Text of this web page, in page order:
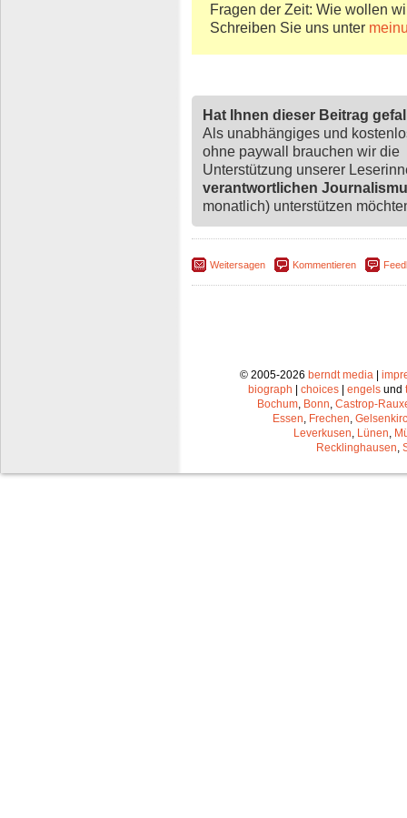
Fragen der Zeit: Wie wollen
Schreiben Sie uns unter
Hat Ihnen dieser Beitrag
Als unabhängiges und
ohne paywall brauchen wir die
Unterstützung unserer
verantwortlichen
monatlich) unterstützen
Weitersagen Kommentieren
© 2005-2026 berndt media |
biograph | choices | engels und
Bochum Bonn Castrop-
Essen Frechen
Leverkusen Lünen
Recklinghausen